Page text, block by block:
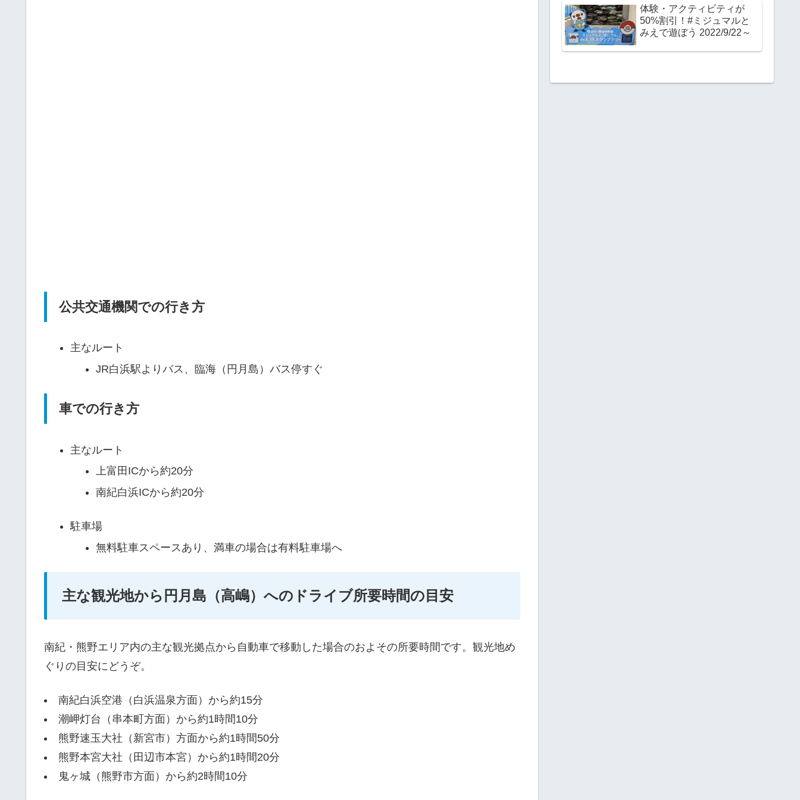
公共交通機関での行き方
主なルート
JR白浜駅よりバス、臨海（円月島）バス停すぐ
車での行き方
主なルート
上富田ICから約20分
南紀白浜ICから約20分
駐車場
無料駐車スペースあり、満車の場合は有料駐車場へ
主な観光地から円月島（高嶋）へのドライブ所要時間の目安
南紀・熊野エリア内の主な観光拠点から自動車で移動した場合のおよその所要時間です。観光地め
ぐりの目安にどうぞ。
南紀白浜空港（白浜温泉方面）から約15分
潮岬灯台（串本町方面）から約1時間10分
熊野速玉大社（新宮市）方面から約1時間50分
熊野本宮大社（田辺市本宮）から約1時間20分
鬼ヶ城（熊野市方面）から約2時間10分
体験・アクティビティが
50%割引！#ミジュマルと
みえで遊ぼう 2022/9/22～